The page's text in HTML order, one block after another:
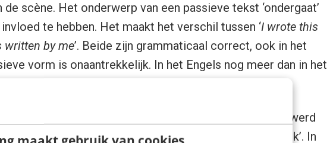
de scène. Het onderwerp van een passieve tekst ‘ondergaat’
te hebben. Het maakt het verschil tussen ‘I wrote this
by me’. Beide zijn grammaticaal correct, ook in het
vorm is onaantrekkelijk. In het Engels nog meer dan in het
minste variëren in de werkwoordvorm: ‘James Ivory werd
Call Me By Your Name, dat is gebaseerd op een boek’. In